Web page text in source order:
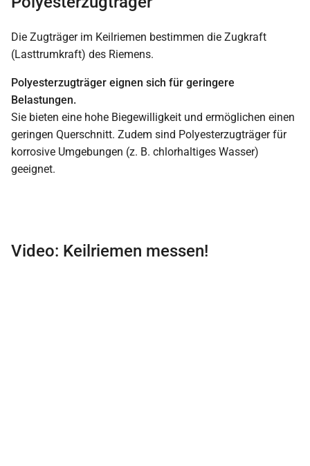
Die Zugträger im Keilriemen bestimmen die Zugkraft
(Lasttrumkraft) des Riemens.
Polyesterzugträger eignen sich für geringere
Belastungen.
Sie bieten eine hohe Biegewilligkeit und ermöglichen einen
geringen Querschnitt. Zudem sind Polyesterzugträger für
korrosive Umgebungen (z. B. chlorhaltiges Wasser)
geeignet.
Video: Keilriemen messen!